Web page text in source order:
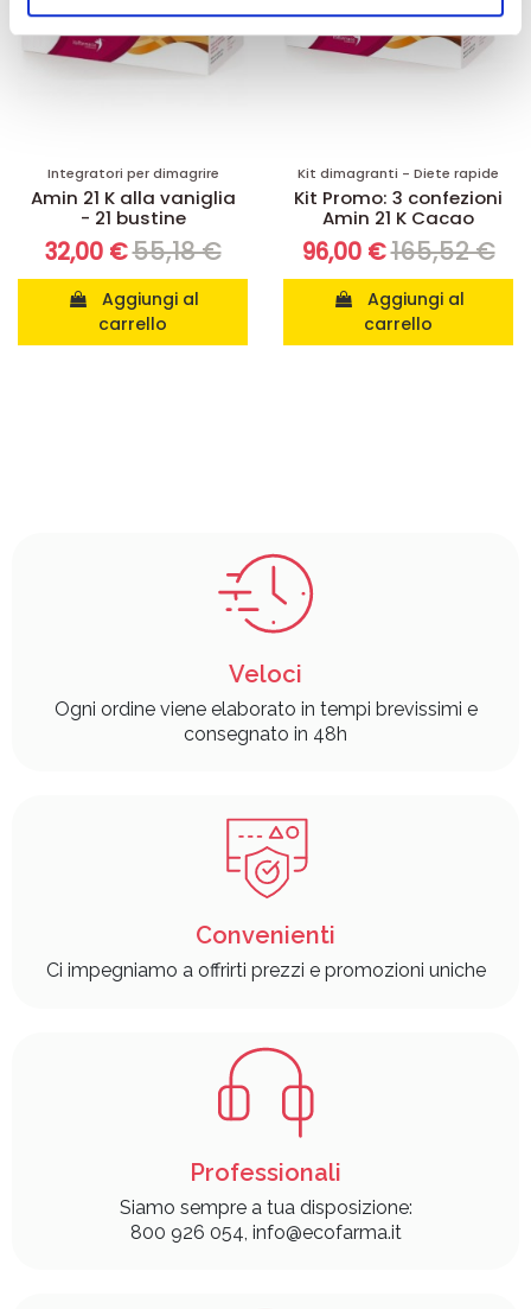
nostri partner che si occupano di analisi dei dati web,
pubblicità e social media, i quali potrebbero combinarle
con altre informazioni che ha fornito loro o che hanno
Integratori per dimagrire
Amin 21 K alla vaniglia
- 21 bustine
32,00 €55,18 €
carrello
Kit dimagranti - Diete rapide
Kit Promo: 3 confezioni
Amin 21 K Cacao
96,00 €165,52 €
carrello
Veloci
Ogni ordine viene elaborato in tempi brevissimi e
consegnato in 48h
Convenienti
Ci impegniamo a offrirti prezzi e promozioni uniche
Professionali
Siamo sempre a tua disposizione:
800 926 054, info@ecofarma.it